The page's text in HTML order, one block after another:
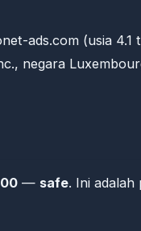
ads.com (usia 4.1
negara
— safe. Ini adalah